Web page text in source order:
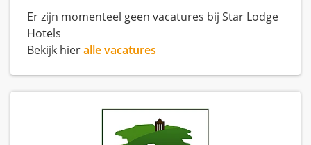
Er zijn momenteel geen vacatures bij Star Lodge
Hotels
Bekijk hieralle vacatures